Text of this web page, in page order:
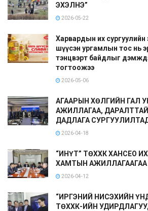
ЭХЭЛНЭ”
2026-05-22
Харвардын их сургуулийн
шүүсэн ургамлын тос нь
тэнцвэрт байдлыг
тогтоожээ
2026-05-06
АГААРЫН ХӨЛГИЙН ГАЛ
АЖИЛЛАГАА,
ДАДЛАГА
2026-04-18
“ИНҮТ” ТӨХХК ХАНСЕО
ХАМТЫН
2026-04-12
“ИРГЭНИЙ НИСЭХИЙН
ТӨХХК-ИЙН